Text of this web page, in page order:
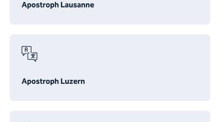
Apostroph Lausanne
Apostroph Luzern